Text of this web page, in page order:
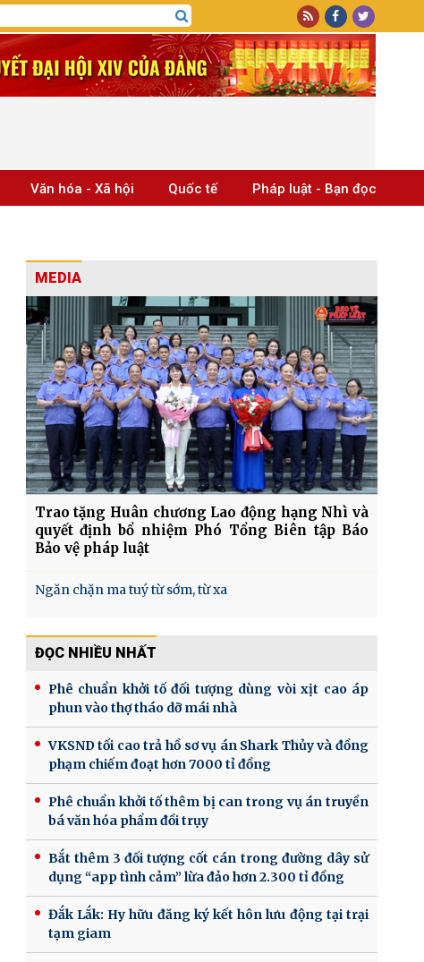
Văn hóa - Xã hội Quốc tế Pháp luật - Bạn đọc
MEDIA
Trao tặng Huân chương Lao động hạng Nhì và
quyết định bổ nhiệm Phó Tổng Biên tập Báo
Bảo vệ pháp luật
Ngăn chặn ma tuý từ sớm, từ xa
ĐỌC NHIỀU NHẤT
Phê chuẩn khởi tố đối tượng dùng vòi xịt cao áp
phun vào thợ tháo dỡ mái nhà
VKSND tối cao trả hồ sơ vụ án Shark Thủy và đồng
phạm chiếm đoạt hơn 7000 tỉ đồng
Phê chuẩn khởi tố thêm bị can trong vụ án truyền
bá văn hóa phẩm đồi trụy
Bắt thêm 3 đối tượng cốt cán trong đường dây sử
dụng “app tình cảm” lừa đảo hơn 2.300 tỉ đồng
Đắk Lắk: Hy hữu đăng ký kết hôn lưu động tại trại
tạm giam